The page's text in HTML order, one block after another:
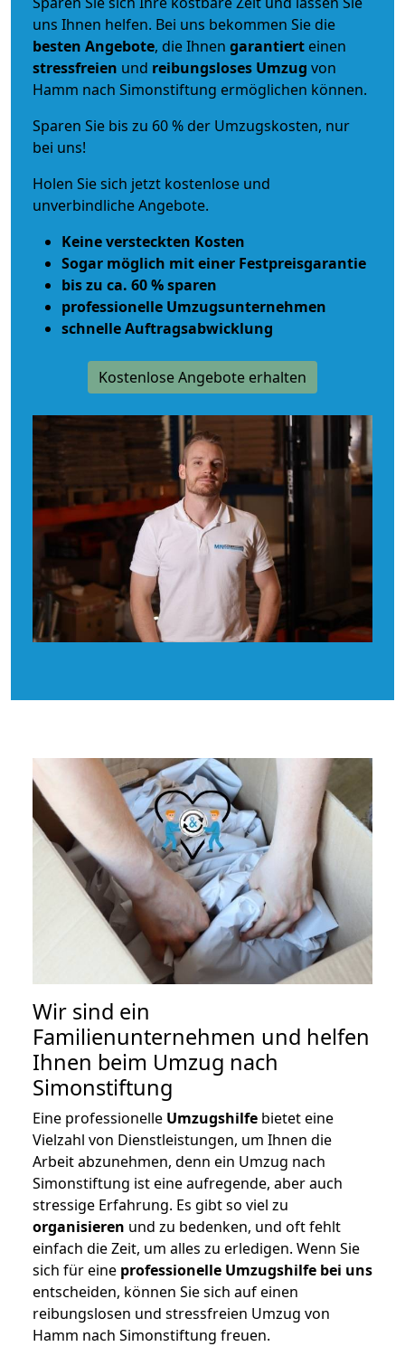
uns Ihnen helfen. Bei uns bekommen Sie die
besten Angebote, die Ihnen garantiert einen
stressfreien und reibungsloses Umzug von
Hamm nach Simonstiftung ermöglichen können.
Sparen Sie bis zu 60 % der Umzugskosten, nur
bei uns!
Holen Sie sich jetzt kostenlose und
unverbindliche Angebote.
Keine versteckten Kosten
Sogar möglich mit einer Festpreisgarantie
bis zu ca. 60 % sparen
professionelle Umzugsunternehmen
schnelle Auftragsabwicklung
Kostenlose Angebote erhalten
Wir sind ein
Familienunternehmen und helfen
Ihnen beim Umzug nach
Simonstiftung
Eine professionelle Umzugshilfe bietet eine
Vielzahl von Dienstleistungen, um Ihnen die
Arbeit abzunehmen, denn ein Umzug nach
Simonstiftung ist eine aufregende, aber auch
stressige Erfahrung. Es gibt so viel zu
organisieren und zu bedenken, und oft fehlt
einfach die Zeit, um alles zu erledigen. Wenn Sie
sich für eine professionelle Umzugshilfe bei uns
entscheiden, können Sie sich auf einen
reibungslosen und stressfreien Umzug von
Hamm nach Simonstiftung freuen.